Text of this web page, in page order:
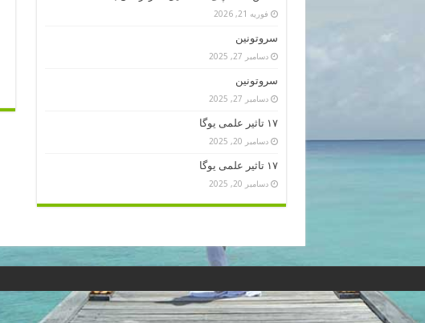
فوریه 21, 2026
سروتونین
دسامبر 27, 2025
سروتونین
دسامبر 27, 2025
۱۷ تاثیر علمی یوگا
دسامبر 20, 2025
۱۷ تاثیر علمی یوگا
دسامبر 20, 2025